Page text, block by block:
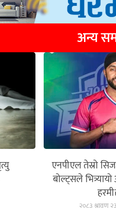
अन्य
एनपीएल तेस्रो
बोल्ट्सले